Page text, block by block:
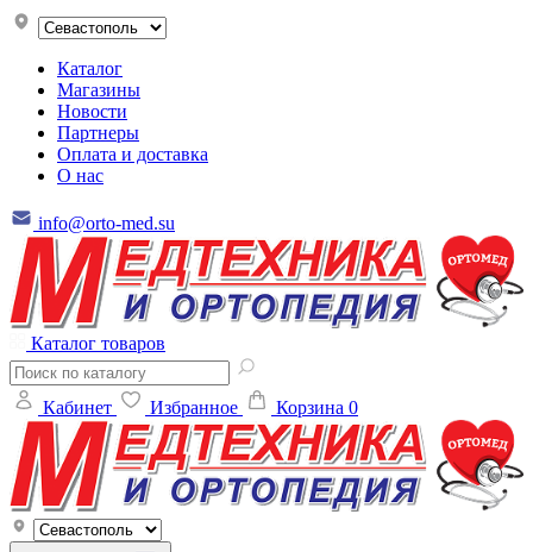
Каталог
Магазины
Новости
Партнеры
Оплата и доставка
О нас
info@orto-med.su
Каталог товаров
Кабинет Избранное Корзина 0